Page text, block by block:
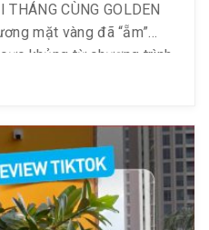
CÙNG GOLDEN
mặt vàng đã “ẵm”
khủng từ chương trình
qua! Golden Lotus xin